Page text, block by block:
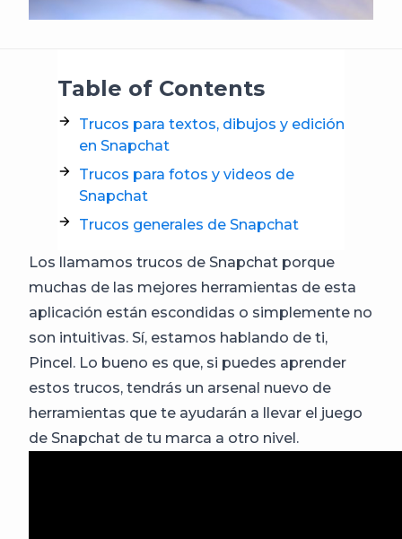
Table of Contents
Trucos para textos, dibujos y edición
en Snapchat
Trucos para fotos y videos de
Snapchat
Trucos generales de Snapchat
Los llamamos trucos de Snapchat porque
muchas de las mejores herramientas de esta
aplicación están escondidas o simplemente no
son intuitivas. Sí, estamos hablando de ti,
Pincel. Lo bueno es que, si puedes aprender
estos trucos, tendrás un arsenal nuevo de
herramientas que te ayudarán a llevar el juego
de Snapchat de tu marca a otro nivel.